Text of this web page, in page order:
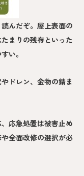
んだぞ。屋上表面の
まりの残存といった
い。
ドレン、金物の錆ま
応急処置は被害止め
全面改修の選択が必